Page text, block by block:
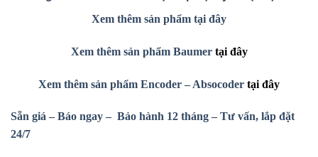
Xem thêm sản phẩm tại đây
Xemthêm sản phẩm Baumertại đây
Xem thêm sản phẩm Encoder – Absocoder tại đây
Sẵn giá – Báo ngay – Bảo hành 12 tháng – Tư vấn, lắp đặt
24/7